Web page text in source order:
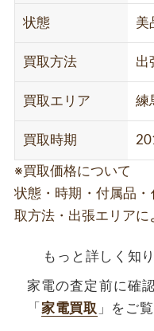
状態 美
買取方法 出
買取エリア 練
買取時期
※買取価格について
状態・時期・付属品
取方法・出張エリアに
もっと詳しく知
家電の査定前に確
「 家電買取 」をご